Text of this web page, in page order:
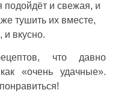
подойдёт и свежая, и
тушить их вместе,
и вкусно.
что давно
«очень удачные».